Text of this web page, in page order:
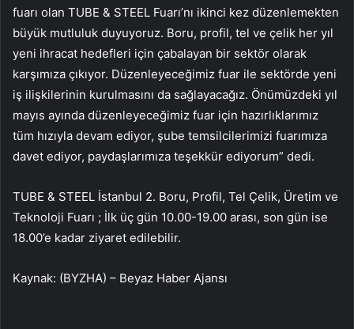
fuarı olan TUBE & STEEL Fuarı’nı ikinci kez düzenlemekten
büyük mutluluk duyuyoruz. Boru, profil, tel ve çelik her yıl
yeni ihracat hedefleri için çabalayan bir sektör olarak
karşımıza çıkıyor. Düzenleyeceğimiz fuar ile sektörde yeni
iş ilişkilerinin kurulmasını da sağlayacağız. Önümüzdeki yıl
mayıs ayında düzenleyeceğimiz fuar için hazırlıklarımız
tüm hızıyla devam ediyor, şube temsilcilerimizi fuarımıza
davet ediyor, paydaşlarımıza teşekkür ediyorum” dedi.
TUBE & STEEL İstanbul 2. Boru, Profil, Tel Çelik, Üretim ve
Teknoloji Fuarı ; İlk üç gün 10.00-19.00 arası, son gün ise
18.00’e kadar ziyaret edilebilir.
Kaynak: (BYZHA) – Beyaz Haber Ajansı